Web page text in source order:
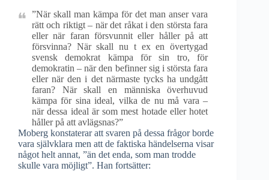
”När skall man kämpa för det man anser vara
rätt och riktigt – när det råkat i den största fara
eller när faran försvunnit eller håller på att
försvinna? När skall nu t ex en övertygad
svensk demokrat kämpa för sin tro, för
demokratin – när den befinner sig i största fara
eller när den i det närmaste tycks ha undgått
faran? När skall en människa överhuvud
kämpa för sina ideal, vilka de nu må vara –
när dessa ideal är som mest hotade eller hotet
håller på att avlägsnas?”
Moberg konstaterar att svaren på dessa frågor borde
vara självklara men att de faktiska händelserna visar
något helt annat, ”än det enda, som man trodde
skulle vara möjligt”. Han fortsätter: